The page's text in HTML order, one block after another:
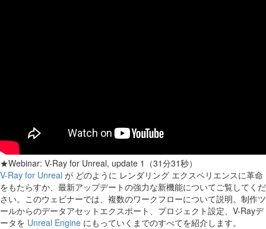
★Webinar: V-Ray for Unreal, update 1（31分31秒）
V-Ray for Unreal が どのように レンダリング エクスペリエンスに革命
をもたらすか、最新アップデートの強力な新機能についてご覧してくだ
さい。このウェビナーでは、複数のワークフローについて説明。制作ツ
ールからのデータアセットエクスポート、プロジェクト設定、V-Rayデ
ータを Unreal Engine にもっていくまでのすべてを紹介します。